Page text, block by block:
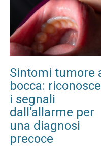
Sintomi tumore
bocca:
i segnali
dall’allarme per
una diagnosi
precoce